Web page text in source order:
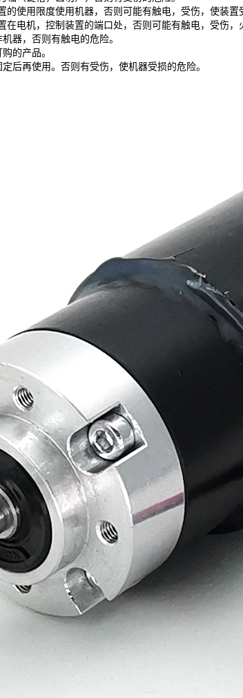
使用限度使用机器，否则可能有触电，受伤，使装置
电机，控制装置的端口处，否则可能有触电，受伤，
器，否则有触电的危险。
的产品。
后再使用。否则有受伤，使机器受损的危险。